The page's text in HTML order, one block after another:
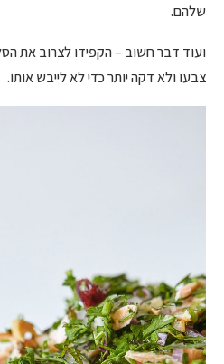
שלהם.
ועוד דבר חשוב – הקפידו לצרוב את
צבעו ולא דקה יותר כדי לא לייבש אותו.